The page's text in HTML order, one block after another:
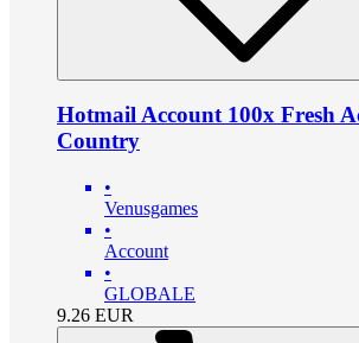
Hotmail Account 100x Fresh
Country
•
Venusgames
•
Account
•
GLOBALE
9.26 EUR